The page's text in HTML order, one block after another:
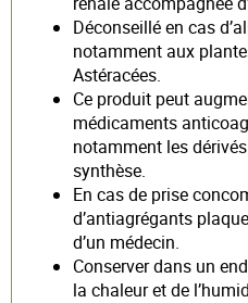
Déconseillé en cas
notamment aux
Astéracées.
Ce produit peut
médicaments
notamment les
synthèse.
En cas de prise
d’antiagrégants
d’un médecin.
Conserver dans un
la chaleur et de